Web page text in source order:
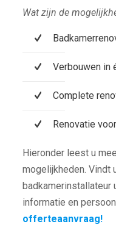
Wat zijn de
Verbouwen in
Complete
Renovatie
Hieronder leest u
mogelijkheden. Vindt
badkamerinstallateur
informatie en
offerteaanvraag!